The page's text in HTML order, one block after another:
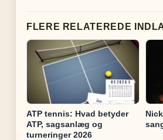
FLERE RELATEREDE
ATP tennis: Hvad betyder
ATP, sagsanlæg og
turneringer 2026